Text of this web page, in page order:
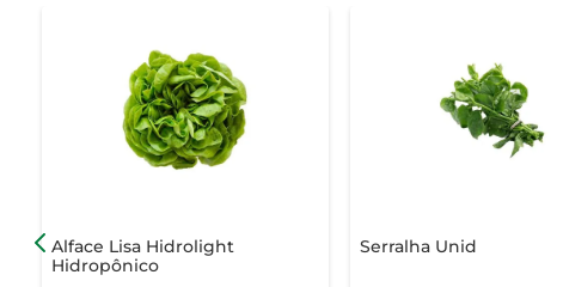
Alface Lisa Hidrolight
Hidropônico
Serralha Unid